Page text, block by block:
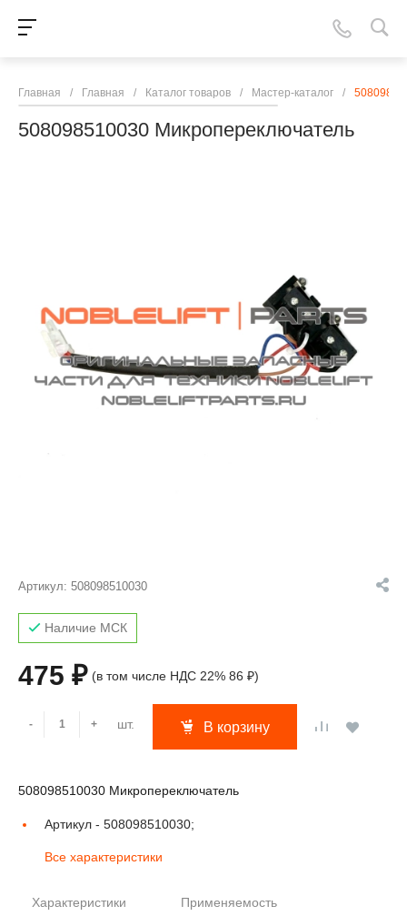
Главная / Главная / Каталог товаров / Мастер-каталог /
508098510030 Микропереключатель
Артикул: 508098510030
Наличие МСК
475 ₽ (в том числе НДС 22% 86 ₽)
- + шт. В корзину
508098510030 Микропереключатель
Артикул - 508098510030;
Все характеристики
Характеристики Применяемость